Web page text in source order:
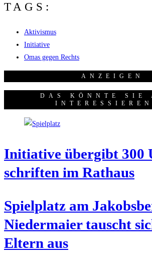
TAGS:
Aktivismus
Initiative
Omas gegen Rechts
ANZEI­GEN
DAS KÖNNTE SIE
Initia­ti­ve über­gibt 300
schrif­ten im Rathaus
Spiel­platz am
Nie­der­mai­er tauscht
Eltern aus